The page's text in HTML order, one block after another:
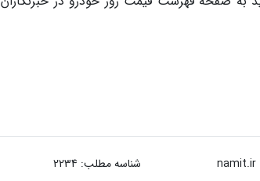
namit.ir شناسه مطلب: 2234